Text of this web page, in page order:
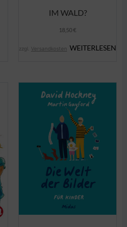
IM WALD?
18,50€
zzgl. Versandkosten WEITERLESEN